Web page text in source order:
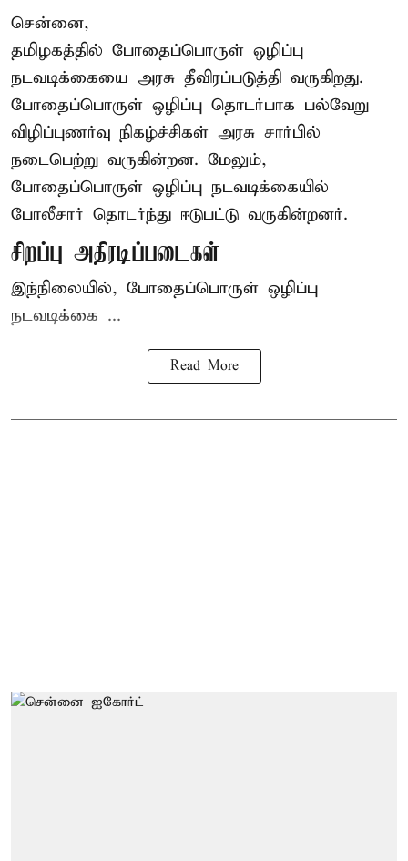
சென்னை,
தமிழகத்தில் போதைப்பொருள் ஒழிப்பு
நடவடிக்கையை அரசு தீவிரப்படுத்தி வருகிறது.
போதைப்பொருள் ஒழிப்பு தொடர்பாக பல்வேறு
விழிப்புணர்வு நிகழ்ச்சிகள் அரசு சார்பில்
நடைபெற்று வருகின்றன. மேலும்,
போதைப்பொருள் ஒழிப்பு நடவடிக்கையில்
போலீசார் தொடர்ந்து ஈடுபட்டு வருகின்றனர்.
சிறப்பு அதிரடிப்படைகள்
இந்நிலையில், போதைப்பொருள் ஒழிப்பு
நடவடிக்கை ...
Read More